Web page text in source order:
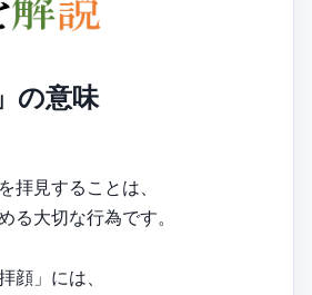
の意味
拝見することは、
る大切な行為です。
顔」には、